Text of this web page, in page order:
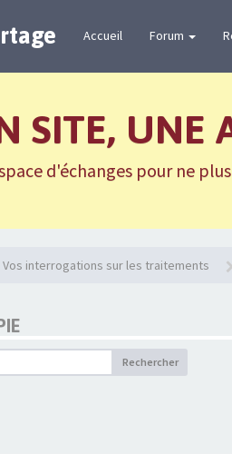
Accueil Forum
SITE, UNE
d'échanges pour ne
Vos interrogations sur les traitements
Rechercher